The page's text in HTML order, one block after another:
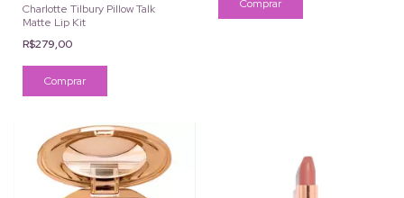
Charlotte Tilbury Pillow Talk
Matte Lip Kit
R$279,00